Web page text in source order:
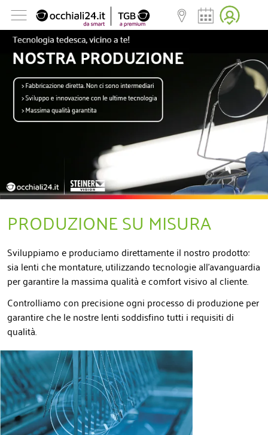
PRODUZIONE SU MISURA
Sviluppiamo e produciamo direttamente il nostro prodotto:
sia lenti che montature, utilizzando tecnologie all'avanguardia
per garantire la massima qualità e comfort visivo al cliente.
Controlliamo con precisione ogni processo di produzione per
garantire che le nostre lenti soddisfino tutti i requisiti di
qualità.